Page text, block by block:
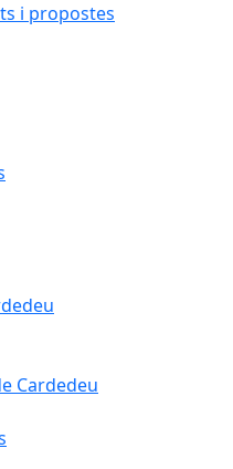
i propostes
Cardedeu